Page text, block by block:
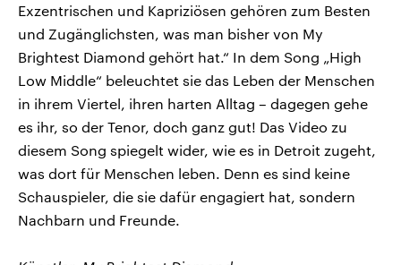
Exzentrischen und Kapriziösen gehören zum Besten
und Zugänglichsten, was man bisher von My
Brightest Diamond gehört hat.“ In dem Song „High
Low Middle“ beleuchtet sie das Leben der Menschen
in ihrem Viertel, ihren harten Alltag – dagegen gehe
es ihr, so der Tenor, doch ganz gut! Das Video zu
diesem Song spiegelt wider, wie es in Detroit zugeht,
was dort für Menschen leben. Denn es sind keine
Schauspieler, die sie dafür engagiert hat, sondern
Nachbarn und Freunde.